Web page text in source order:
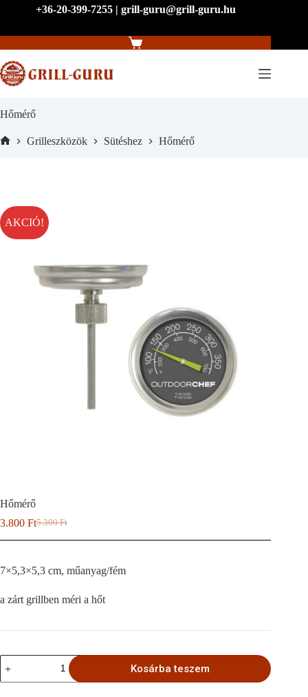
+36-20-399-7255 | grill-guru@grill-guru.hu
Shopping
Hőmérő
Grilleszközök Sütéshez Hőmérő
AKCIÓ!
Hőmérő
5.300Ft
Original
price
5.300 Ft.
3.800 FtCurrent
price
3.800 Ft.
7×5,3×5,3 cm, műanyag/fém
a zárt grillben méri a hőt
Hőmérő
mennyiség
Kosárba teszem